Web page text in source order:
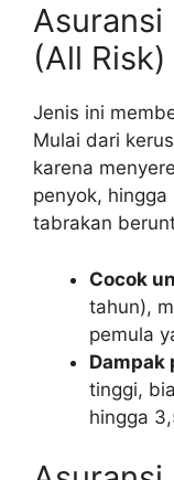
Asuransi
(All Risk)
Jenis ini
Mulai dari
karena
penyok,
tabrakan
Cocok
tahun),
pemula
Dampak
tinggi,
hingga